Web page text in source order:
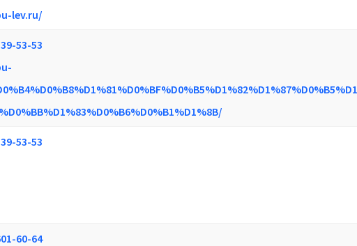
lev.ru/
53-53
53-53
60-64